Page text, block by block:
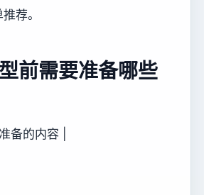
荐。
前需要准备哪些
备的内容 |